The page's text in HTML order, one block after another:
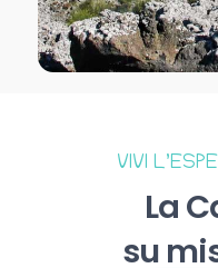
VIVI
La
su